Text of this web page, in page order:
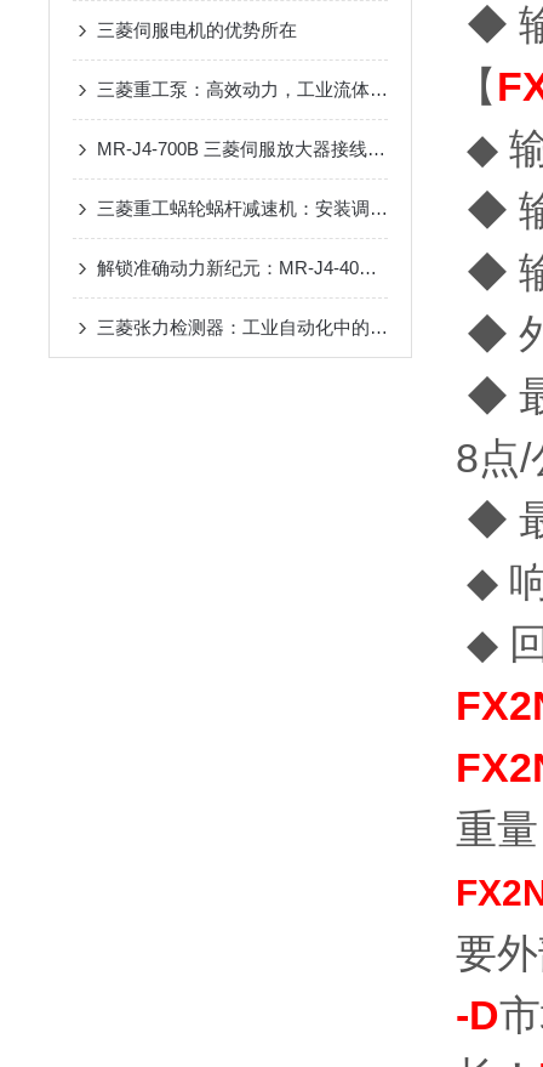
三菱伺服电机的优势所在
三菱重工泵：高效动力，工业流体输送的可靠选择
MR-J4-700B 三菱伺服放大器接线教程——从电源到编码器，每一步都标得明明白白
三菱重工蜗轮蜗杆减速机：安装调试、齿隙调节实操步骤讲解
解锁准确动力新纪元：MR-J4-40GF-RJ三菱伺服电机的智能驾驭之旅
三菱张力检测器：工业自动化中的关键技术与应用
◆
【
◆
◆
◆
◆
◆
8点/
◆
◆
◆
重
要
-D